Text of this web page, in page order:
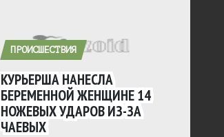
ПРОИСШЕСТВИЯ
КУРЬЕРША НАНЕСЛА
БЕРЕМЕННОЙ ЖЕНЩИНЕ 14
НОЖЕВЫХ УДАРОВ ИЗ-ЗА
ЧАЕВЫХ